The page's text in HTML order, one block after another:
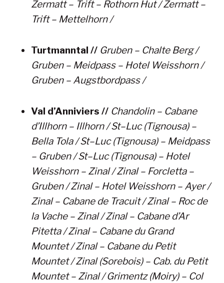
Zermatt – Trift – Rothorn Hut / Zermatt –
Trift – Mettelhorn /
Turtmanntal // Gruben – Chalte Berg /
Gruben – Meidpass – Hotel Weisshorn /
Gruben – Augstbordpass /
Val d’Anniviers // Chandolin – Cabane
d’Illhorn – Illhorn / St–Luc (Tignousa) –
Bella Tola / St–Luc (Tignousa) – Meidpass
– Gruben / St–Luc (Tignousa) – Hotel
Weisshorn – Zinal / Zinal – Forcletta –
Gruben / Zinal – Hotel Weisshorn – Ayer /
Zinal – Cabane de Tracuit / Zinal – Roc de
la Vache – Zinal / Zinal – Cabane d’Ar
Pitetta / Zinal – Cabane du Grand
Mountet / Zinal – Cabane du Petit
Mountet / Zinal (Sorebois) – Cab. du Petit
Mountet – Zinal / Grimentz (Moiry) – Col